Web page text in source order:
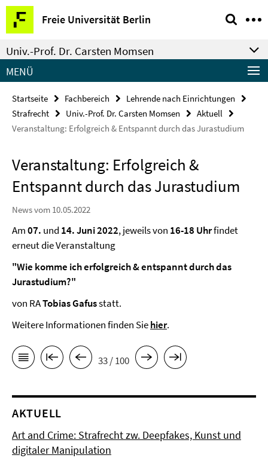
Springe
direkt
zu
Inhalt
Freie Universität Berlin
Service-
Navigation
Univ.-Prof. Dr. Carsten Momsen
MENÜ
Startseite Fachbereich
Lehrende nach Einrichtungen
Strafrecht
Univ.-Prof. Dr. Carsten Momsen
Aktuell
Veranstaltung: Erfolgreich & Entspannt durch das Jurastudium
Veranstaltung: Erfolgreich &
Entspannt durch das Jurastudium
News vom 10.05.2022
Am07. und 14. Juni 2022, jeweils von 16-18 Uhrfindet
erneut die Veranstaltung
"Wie komme ich erfolgreich & entspannt durch das
Jurastudium?"
von RATobias Gafusstatt.
Weitere Informationen finden Siehier.
33 / 100
AKTUELL
Art and Crime: Strafrecht zw. Deepfakes, Kunst und
digitaler Manipulation